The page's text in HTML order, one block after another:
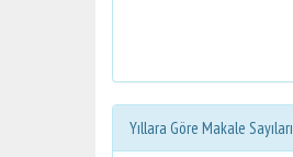
Yıllara Göre Makale Sayıları